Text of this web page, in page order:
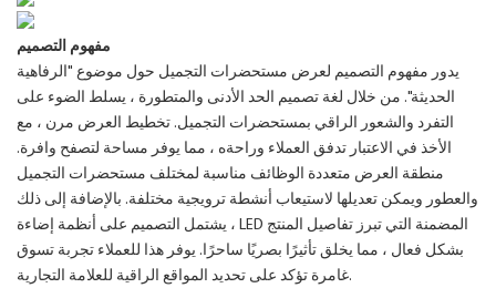
مفهوم التصميم
يدور مفهوم التصميم لعرض مستحضرات التجميل حول موضوع "الرفاهية
الحديثة". من خلال لغة تصميم الحد الأدنى والمتطورة ، يسلط الضوء على
التفرد والشعور الراقي بمستحضرات التجميل. تخطيط العرض مرن ، مع
الأخذ في الاعتبار تدفق العملاء وراحةه ، مما يوفر مساحة لتصفح وافرة.
منطقة العرض متعددة الوظائف مناسبة لمختلف مستحضرات التجميل
والعطور ويمكن تعديلها لاستيعاب أنشطة ترويجية مختلفة. بالإضافة إلى ذلك
، يشتمل التصميم على أنظمة إضاءة LED المضمنة التي تبرز تفاصيل المنتج
بشكل فعال ، مما يخلق تأثيرًا بصريًا ساحرًا. يوفر هذا للعملاء تجربة تسوق
غامرة تؤكد على تحديد المواقع الراقية للعلامة التجارية.